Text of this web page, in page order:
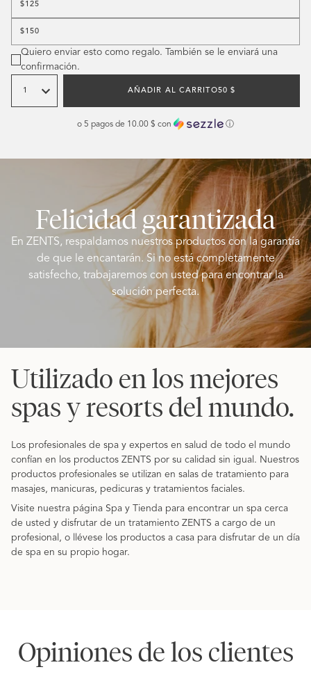
$125
$150
Quiero enviar esto como regalo. También se le enviará una
confirmación.
AÑADIR AL CARRITOPRECIO
50 $
o 5 pagos de 10.00 $ con ⓘ
Felicidad garantizada
En ZENTS, respaldamos nuestros productos con la garantía
de que le encantarán. Si no está completamente
satisfecho, trabajaremos con usted para encontrar la
solución perfecta.
Utilizado en los mejores
spas y resorts del mundo.
Los profesionales de spa y expertos en salud de todo el mundo
confían en los productos ZENTS por su calidad sin igual. Nuestros
productos profesionales se utilizan en salas de tratamiento para
masajes, manicuras, pedicuras y tratamientos faciales.
Visite nuestra página Spa y Tienda para encontrar un spa cerca
de usted y disfrutar de un tratamiento ZENTS a cargo de un
profesional, o llévese los productos a casa para disfrutar de un día
de spa en su propio hogar.
Opiniones de los clientes